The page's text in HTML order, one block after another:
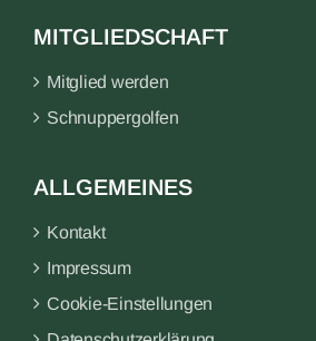
MITGLIEDSCHAFT
Mitglied werden
Schnuppergolfen
ALLGEMEINES
Kontakt
Impressum
Cookie-Einstellungen